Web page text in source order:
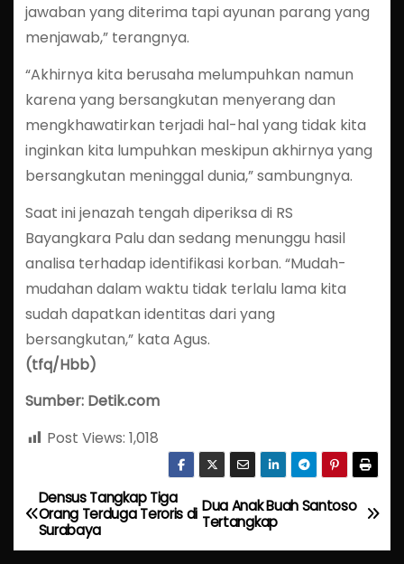
jawaban yang diterima tapi ayunan parang yang
menjawab,” terangnya.
“Akhirnya kita berusaha melumpuhkan namun
karena yang bersangkutan menyerang dan
mengkhawatirkan terjadi hal-hal yang tidak kita
inginkan kita lumpuhkan meskipun akhirnya yang
bersangkutan meninggal dunia,” sambungnya.
Saat ini jenazah tengah diperiksa di RS
Bayangkara Palu dan sedang menunggu hasil
analisa terhadap identifikasi korban. “Mudah-
mudahan dalam waktu tidak terlalu lama kita
sudah dapatkan identitas dari yang
bersangkutan,” kata Agus.
(tfq/Hbb)
Sumber: Detik.com
Post Views: 1,018
P
o
Dua Anak Buah Santoso
Tertangkap
Densus Tangkap Tiga
Orang Terduga Teroris di
Surabaya